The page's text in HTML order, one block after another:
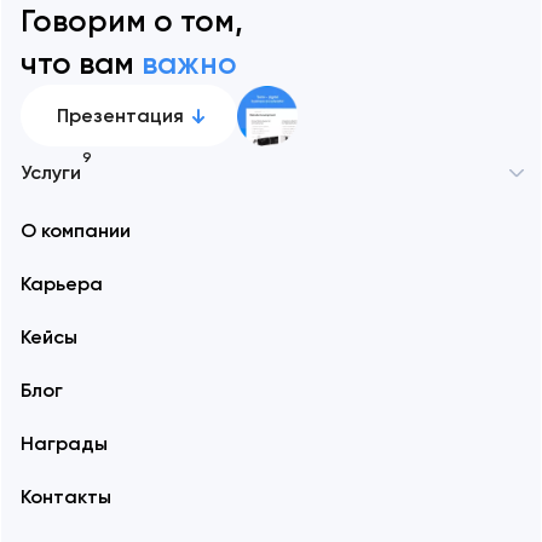
Говорим о том,
что вам важно
Презентация
Услуги
9
О компании
Карьера
Кейсы
Блог
Награды
Контакты